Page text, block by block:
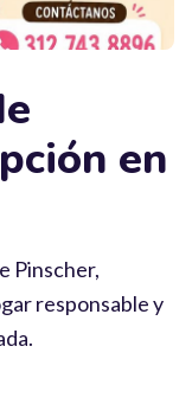
en
Pinscher,
responsable y